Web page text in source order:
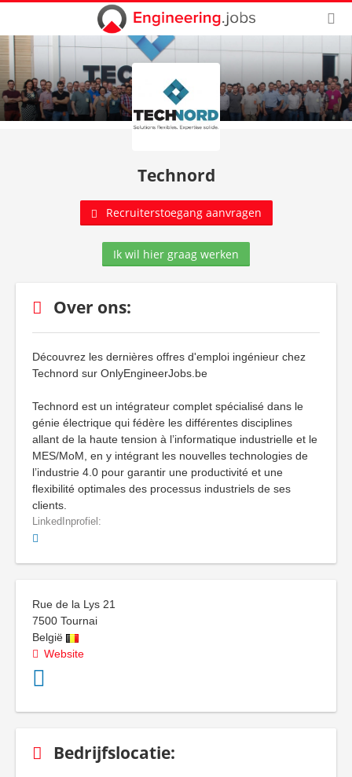
Technord
Recruiterstoegang aanvragen
Ik wil hier graag werken
Over ons:
Découvrez les dernières offres d'emploi ingénieur chez
Technord sur OnlyEngineerJobs.be
Technord est un intégrateur complet spécialisé dans le
génie électrique qui fédère les différentes disciplines
allant de la haute tension à l’informatique industrielle et le
MES/MoM, en y intégrant les nouvelles technologies de
l’industrie 4.0 pour garantir une productivité et une
flexibilité optimales des processus industriels de ses
clients.
LinkedInprofiel:
Rue de la Lys 21
7500 Tournai
België
Website
Bedrijfslocatie: